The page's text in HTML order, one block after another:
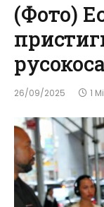
(Фото)
26/09/2025 1